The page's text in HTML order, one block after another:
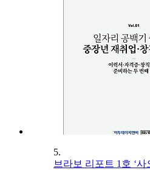
5.
브라보 리포트 1호 ‘사